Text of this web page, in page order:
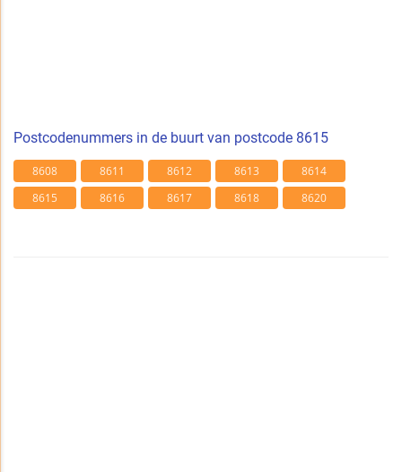
Postcodenummers in de buurt van postcode 8615
8608 8611 8612 8613
8614
8615
8616 8617 8618 8620